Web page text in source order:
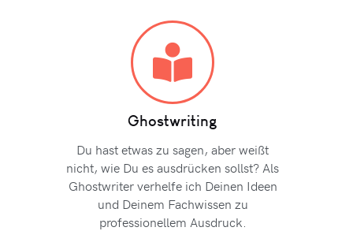
Ghostwriting
Du hast etwas zu sagen, aber weißt
nicht, wie Du es ausdrücken sollst? Als
Ghostwriter verhelfe ich Deinen Ideen
und Deinem Fachwissen zu
professionellem Ausdruck.